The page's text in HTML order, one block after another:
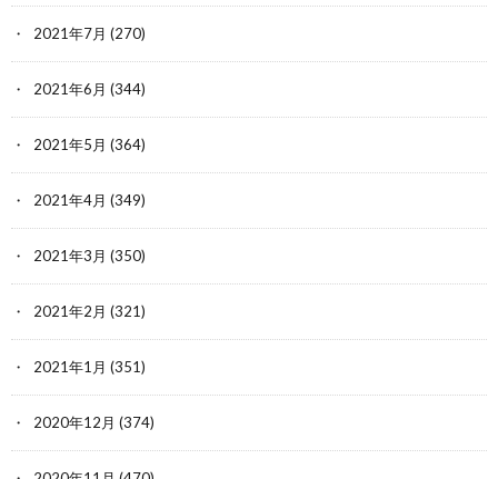
2021年7月 (270)
2021年6月 (344)
2021年5月 (364)
2021年4月 (349)
2021年3月 (350)
2021年2月 (321)
2021年1月 (351)
2020年12月 (374)